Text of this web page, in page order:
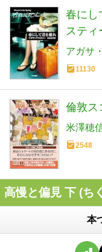
春にし
スティ
アガサ
11130
倫敦ス
米澤穂
2548
高慢と偏見 下 (ち
本